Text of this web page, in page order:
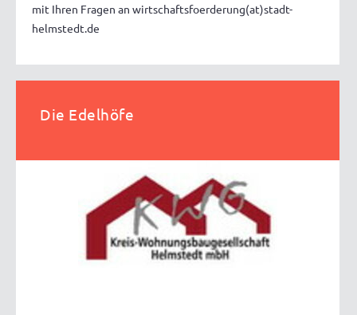
mit Ihren Fragen an wirtschaftsfoerderung(at)stadt-
helmstedt.de
Die Edelhöfe